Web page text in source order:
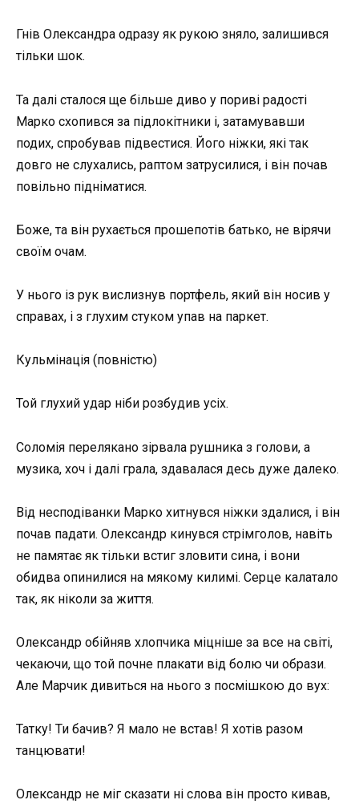
Гнів Олександра одразу як рукою зняло, залишився
тільки шок.
Та далі сталося ще більше диво у пориві радості
Марко схопився за підлокітники і, затамувавши
подих, спробував підвестися. Його ніжки, які так
довго не слухались, раптом затрусилися, і він почав
повільно підніматися.
Боже, та він рухається прошепотів батько, не вірячи
своїм очам.
У нього із рук вислизнув портфель, який він носив у
справах, і з глухим стуком упав на паркет.
Кульмінація (повністю)
Той глухий удар ніби розбудив усіх.
Соломія перелякано зірвала рушника з голови, а
музика, хоч і далі грала, здавалася десь дуже далеко.
Від несподіванки Марко хитнувся ніжки здалися, і він
почав падати. Олександр кинувся стрімголов, навіть
не памятає як тільки встиг зловити сина, і вони
обидва опинилися на мякому килимі. Серце калатало
так, як ніколи за життя.
Олександр обійняв хлопчика міцніше за все на світі,
чекаючи, що той почне плакати від болю чи образи.
Але Марчик дивиться на нього з посмішкою до вух:
Татку! Ти бачив? Я мало не встав! Я хотів разом
танцювати!
Олександр не міг сказати ні слова він просто кивав,